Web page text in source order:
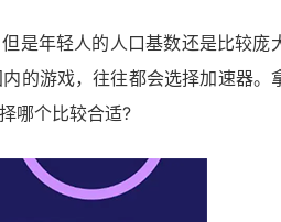
是年轻人的人口基数还是比较庞
的游戏，往往都会选择加速器。
哪个比较合适?